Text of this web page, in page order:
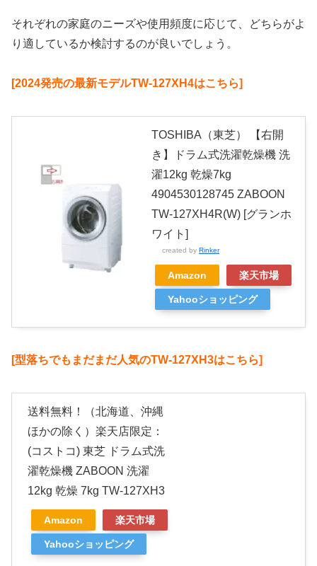
それぞれの家庭のニーズや使用頻度に応じて、どちらがよ
り適しているか検討するのが良いでしょう。
[2024発売の最新モデルTW-127XH4はこちら]
TOSHIBA（東芝） 【右開
き】ドラム式洗濯乾燥機 洗
濯12kg 乾燥7kg
4904530128745 ZABOON
TW-127XH4R(W) [グランホ
ワイト]
created by Rinker
Amazon 楽天市場
Yahooショッピング
[型落ちでもまだまだ人気のTW-127XH3はこちら]
送料無料！（北海道、沖縄
ほかの除く）楽天店限定：
(コストコ) 東芝 ドラム式洗
濯乾燥機 ZABOON 洗濯
12kg 乾燥 7kg TW-127XH3
Amazon 楽天市場
Yahooショッピング